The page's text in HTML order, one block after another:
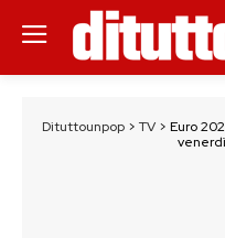
Dituttounpop > TV > Euro
venerdì